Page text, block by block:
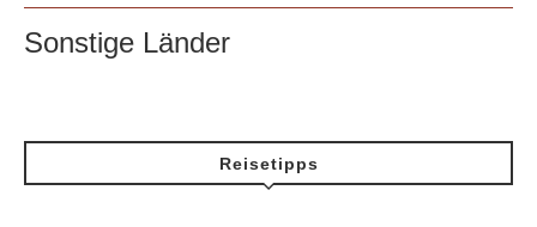
Sonstige Länder
Reisetipps